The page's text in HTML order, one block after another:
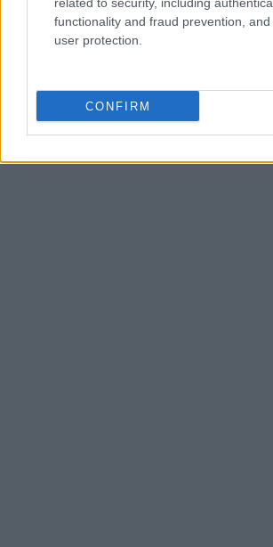
functionality and fraud prevention,
user protection.
CONFIRM
ότι η παρουσία των υπαλλήλων
δεν ανταποκρίνεται στις
εβδομάδα.